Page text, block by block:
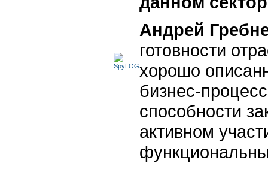
Андрей
готовности
хорошо
бизнес-
способности
активном